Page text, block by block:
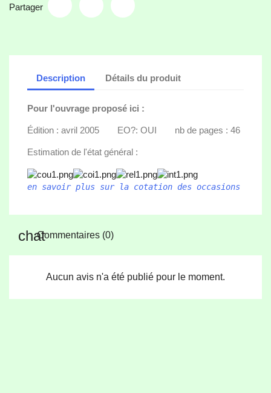
Partager
Description Détails du produit
Pour l'ouvrage proposé ici :
Édition : avril 2005 EO?: OUI nb de pages : 46
Estimation de l'état général :
en savoir plus sur la cotation des occasions
Commentaires (0)
Aucun avis n'a été publié pour le moment.